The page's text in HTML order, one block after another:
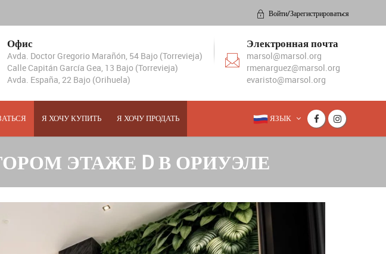
Войти/Зарегистрироваться
Офис
Avda. Doctor Gregorio Marañón, 54 Bajo (Torrevieja)
Calle Capitán García Gea, 13 Bajo (Torrevieja)
Avda. España, 22 Bajo (Orihuela)
Электронная почта
marsol@marsol.org
rmenarguez@marsol.org
evaristo@marsol.org
Я ХОЧУ КУПИТЬ Я ХОЧУ ПРОДАТЬ ЯЗЫК
ЭТАЖЕ D В ОРИУЭЛЕ